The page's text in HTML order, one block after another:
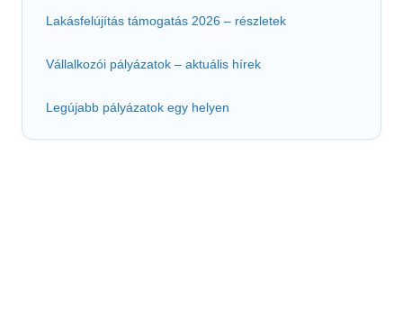
Lakásfelújítás támogatás 2026 – részletek
Vállalkozói pályázatok – aktuális hírek
Legújabb pályázatok egy helyen